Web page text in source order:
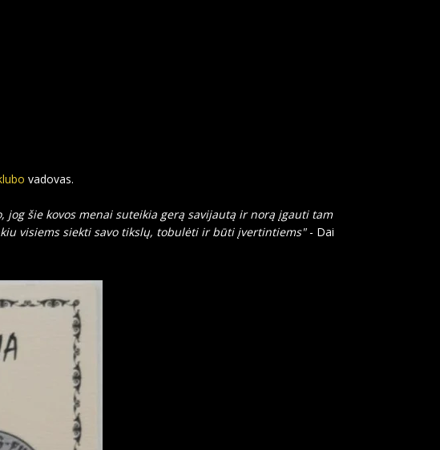
vadovas.
šie kovos menai suteikia gerą savijautą ir norą įgauti tam
visiems siekti savo tikslų, tobulėti ir būti įvertintiems"- Dai